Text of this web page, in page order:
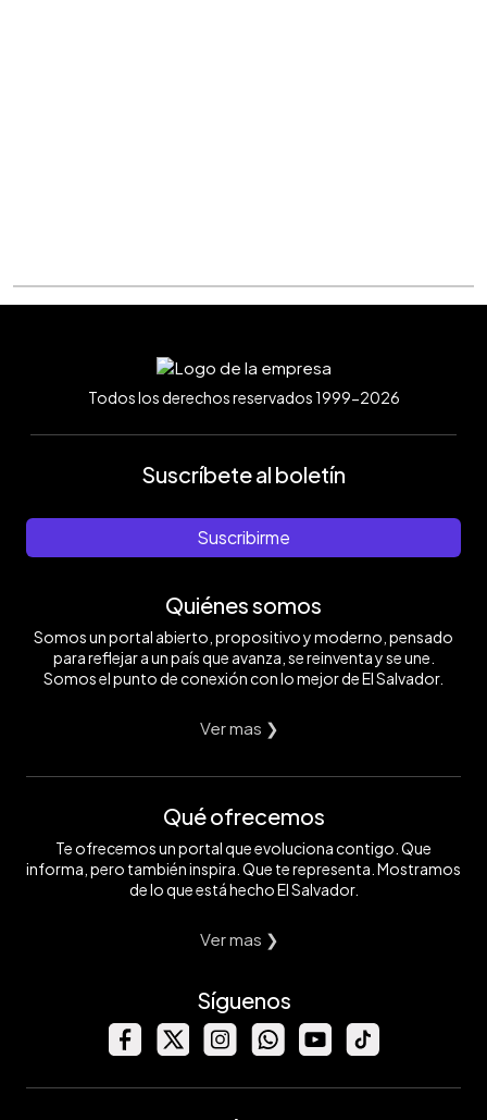
Todos los derechos reservados 1999-2026
Suscríbete al boletín
Suscribirme
Quiénes somos
Somos un portal abierto, propositivo y moderno, pensado
para reflejar a un país que avanza, se reinventa y se une.
Somos el punto de conexión con lo mejor de El Salvador.
Ver mas ❯
Qué ofrecemos
Te ofrecemos un portal que evoluciona contigo. Que
informa, pero también inspira. Que te representa. Mostramos
de lo que está hecho El Salvador.
Ver mas ❯
Síguenos